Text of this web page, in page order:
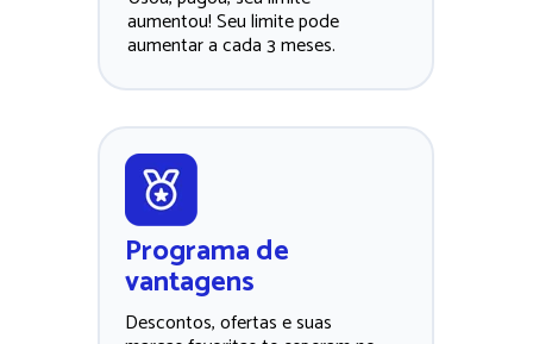
Programa de
vantagens
aumentou! Seu limite pode
aumentar a cada 3 meses.
Descontos, ofertas e suas